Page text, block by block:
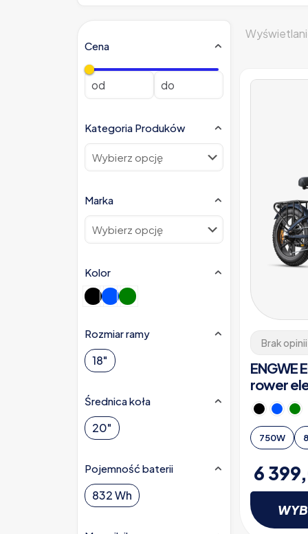
Cena
Kategoria Produków
Marka
Kolor
Rozmiar ramy
18"
Średnica koła
20"
Pojemność baterii
832 Wh
Brak opinii
ENGWE
rower
750W
6